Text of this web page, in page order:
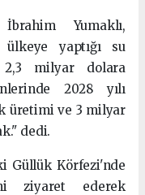
Yumaklı,
yaptığı su
2,3 milyar dolara
2028 yılı
üretimi ve 3 milyar
dedi.
Güllük Körfezi'nde
ziyaret ederek